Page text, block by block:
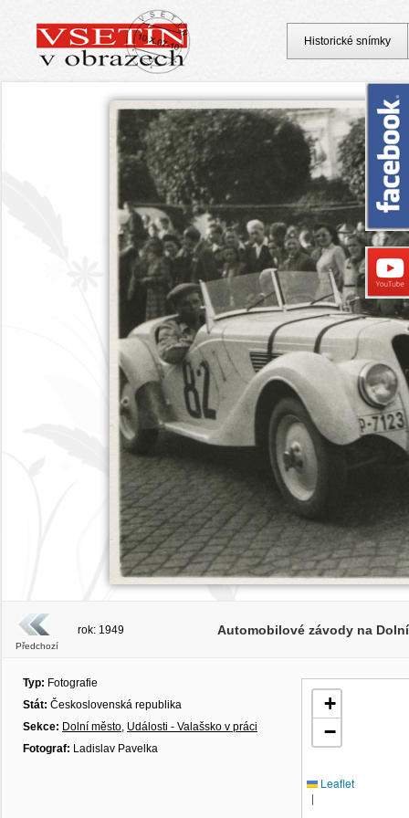
Předchozí
rok: 1949 Automobilové závody na
Typ: Fotografie
Stát: Československá republika
Sekce: Dolní město, Události - Valašsko v práci
Fotograf: Ladislav Pavelka
+
−
Leaflet
|
Historické snímky